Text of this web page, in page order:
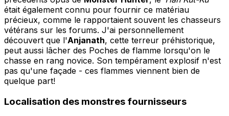
était également connu pour fournir ce matériau
précieux, comme le rapportaient souvent les chasseurs
vétérans sur les forums. J'ai personnellement
découvert que l'Anjanath, cette terreur préhistorique,
peut aussi lâcher des Poches de flamme lorsqu'on le
chasse en rang novice. Son tempérament explosif n'est
pas qu'une façade - ces flammes viennent bien de
quelque part!
Localisation des monstres fournisseurs